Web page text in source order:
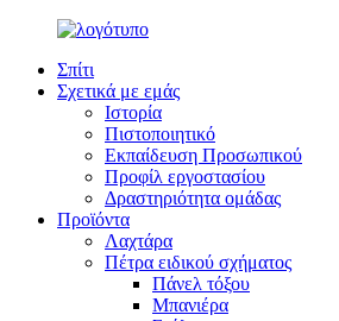
Σπίτι
Σχετικά με εμάς
Ιστορία
Πιστοποιητικό
Εκπαίδευση Προσωπικού
Προφίλ εργοστασίου
Δραστηριότητα ομάδας
Προϊόντα
Λαχτάρα
Πέτρα ειδικού σχήματος
Πάνελ τόξου
Μπανιέρα